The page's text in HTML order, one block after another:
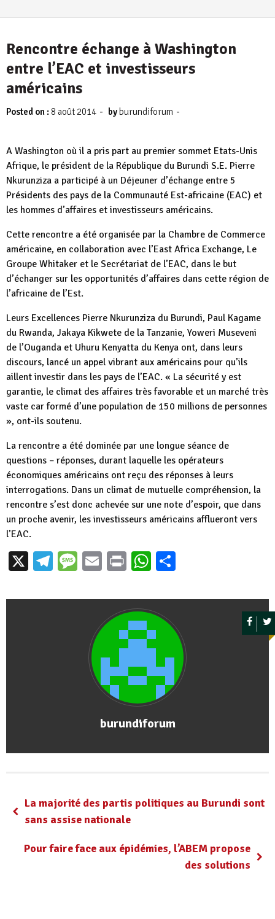
Rencontre échange à Washington
entre l’EAC et investisseurs
américains
Posted on : 8 août 2014 - by burundiforum -
A Washington où il a pris part au premier sommet Etats-Unis
Afrique, le président de la République du Burundi S.E. Pierre
Nkurunziza a participé à un Déjeuner d’échange entre 5
Présidents des pays de la Communauté Est-africaine (EAC) et
les hommes d’affaires et investisseurs américains.
Cette rencontre a été organisée par la Chambre de Commerce
américaine, en collaboration avec l’East Africa Exchange, Le
Groupe Whitaker et le Secrétariat de l’EAC, dans le but
d’échanger sur les opportunités d’affaires dans cette région de
l’africaine de l’Est.
Leurs Excellences Pierre Nkurunziza du Burundi, Paul Kagame
du Rwanda, Jakaya Kikwete de la Tanzanie, Yoweri Museveni
de l’Ouganda et Uhuru Kenyatta du Kenya ont, dans leurs
discours, lancé un appel vibrant aux américains pour qu’ils
aillent investir dans les pays de l’EAC. « La sécurité y est
garantie, le climat des affaires très favorable et un marché très
vaste car formé d’une population de 150 millions de personnes
», ont-ils soutenu.
La rencontre a été dominée par une longue séance de
questions – réponses, durant laquelle les opérateurs
économiques américains ont reçu des réponses à leurs
interrogations. Dans un climat de mutuelle compréhension, la
rencontre s’est donc achevée sur une note d’espoir, que dans
un proche avenir, les investisseurs américains afflueront vers
l’EAC.
X Telegram
Message
EmailPrintWhatsApp
burundiforum
La majorité des partis politiques au Burundi sont
sans assise nationale
Pour faire face aux épidémies, l’ABEM propose
des solutions